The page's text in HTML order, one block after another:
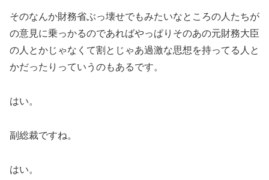
そのなんか財務省ぶっ壊せでもみたいなところの人たちが
の意見に乗っかるのであればやっぱりそのあの元財務大臣
の人とかじゃなくて割とじゃあ過激な思想を持ってる人と
かだったりっていうのもあるです。
はい。
副総裁ですね。
はい。